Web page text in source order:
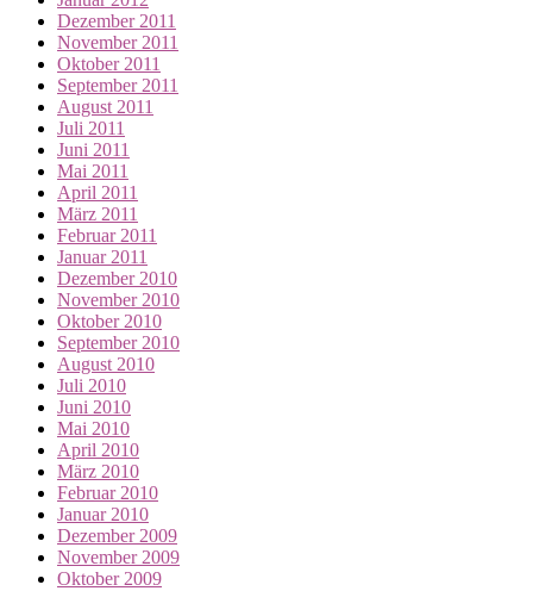
Dezember 2011
November 2011
Oktober 2011
September 2011
August 2011
Juli 2011
Juni 2011
Mai 2011
April 2011
März 2011
Februar 2011
Januar 2011
Dezember 2010
November 2010
Oktober 2010
September 2010
August 2010
Juli 2010
Juni 2010
Mai 2010
April 2010
März 2010
Februar 2010
Januar 2010
Dezember 2009
November 2009
Oktober 2009